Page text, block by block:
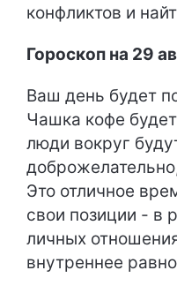
конфликтов и
Гороскоп на 29
Ваш день будет
Чашка кофе
люди вокруг
Это отличное
свои позиции - в
личных
внутреннее